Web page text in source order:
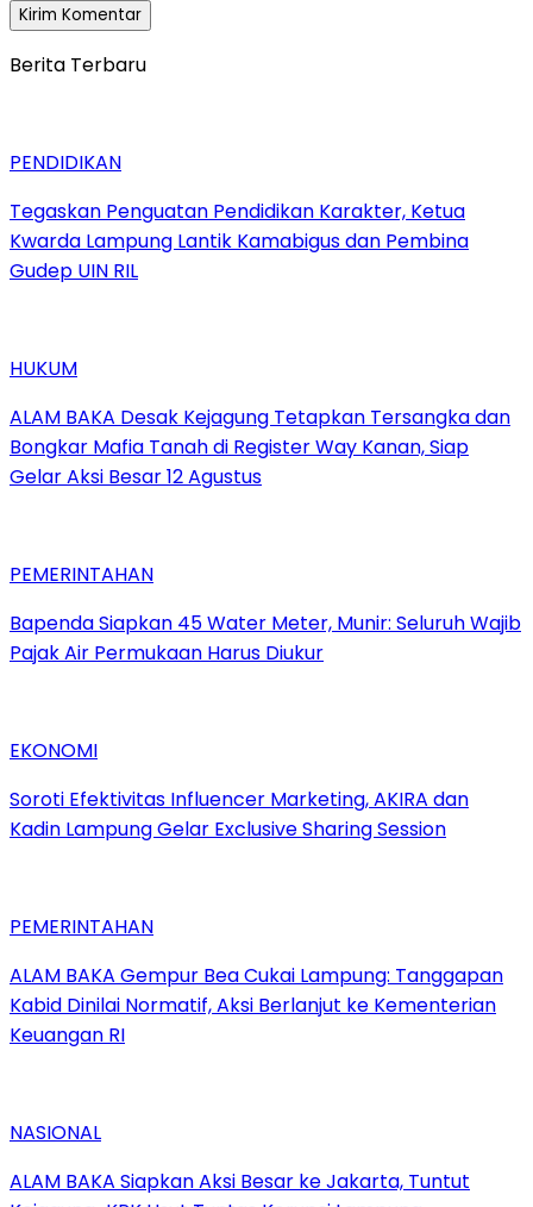
Berita Terbaru
PENDIDIKAN
Tegaskan Penguatan Pendidikan Karakter, Ketua
Kwarda Lampung Lantik Kamabigus dan Pembina
Gudep UIN RIL
HUKUM
ALAM BAKA Desak Kejagung Tetapkan Tersangka dan
Bongkar Mafia Tanah di Register Way Kanan, Siap
Gelar Aksi Besar 12 Agustus
PEMERINTAHAN
‎Bapenda Siapkan 45 Water Meter, Munir: Seluruh Wajib
Pajak Air Permukaan Harus Diukur
EKONOMI
Soroti Efektivitas Influencer Marketing, AKIRA dan
Kadin Lampung Gelar Exclusive Sharing Session
PEMERINTAHAN
ALAM BAKA Gempur Bea Cukai Lampung: Tanggapan
Kabid Dinilai Normatif, Aksi Berlanjut ke Kementerian
Keuangan RI
NASIONAL
ALAM BAKA Siapkan Aksi Besar ke Jakarta, Tuntut